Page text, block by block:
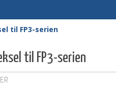
til FP3-serien
til FP3-serien